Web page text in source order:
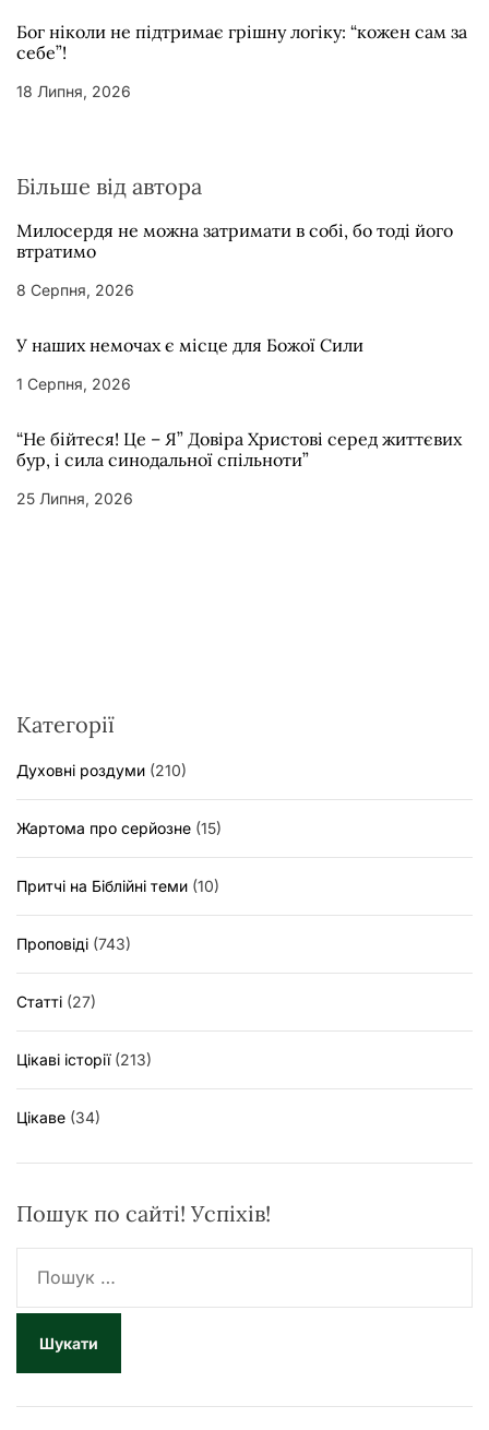
Бог ніколи не підтримає грішну логіку: “кожен сам за
себе”!
18 Липня, 2026
Більше від автора
Милосердя не можна затримати в собі, бо тоді його
втратимо
8 Серпня, 2026
У наших немочах є місце для Божої Сили
1 Серпня, 2026
“Не бійтеся! Це – Я” Довіра Христові серед життєвих
бур, і сила синодальної спільноти”
25 Липня, 2026
Категорії
Духовні роздуми (210)
Жартома про серйозне (15)
Притчі на Біблійні теми (10)
Проповіді (743)
Статті (27)
Цікаві історії(213)
Цікаве (34)
Пошук по сайті! Успіхів!
ш
к